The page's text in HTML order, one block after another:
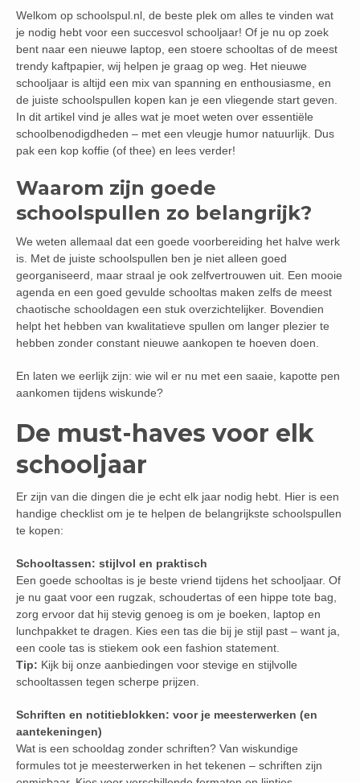
Welkom op schoolspul.nl, de beste plek om alles te vinden wat
je nodig hebt voor een succesvol schooljaar! Of je nu op zoek
bent naar een nieuwe laptop, een stoere schooltas of de meest
trendy kaftpapier, wij helpen je graag op weg. Het nieuwe
schooljaar is altijd een mix van spanning en enthousiasme, en
de juiste schoolspullen kopen kan je een vliegende start geven.
In dit artikel vind je alles wat je moet weten over essentiële
schoolbenodigdheden – met een vleugje humor natuurlijk. Dus
pak een kop koffie (of thee) en lees verder!
Waarom zijn goede
schoolspullen zo belangrijk?
We weten allemaal dat een goede voorbereiding het halve werk
is. Met de juiste schoolspullen ben je niet alleen goed
georganiseerd, maar straal je ook zelfvertrouwen uit. Een mooie
agenda en een goed gevulde schooltas maken zelfs de meest
chaotische schooldagen een stuk overzichtelijker. Bovendien
helpt het hebben van kwalitatieve spullen om langer plezier te
hebben zonder constant nieuwe aankopen te hoeven doen.
En laten we eerlijk zijn: wie wil er nu met een saaie, kapotte pen
aankomen tijdens wiskunde?
De must-haves voor elk
schooljaar
Er zijn van die dingen die je echt elk jaar nodig hebt. Hier is een
handige checklist om je te helpen de belangrijkste schoolspullen
te kopen:
Schooltassen: stijlvol en praktisch
Een goede schooltas is je beste vriend tijdens het schooljaar. Of
je nu gaat voor een rugzak, schoudertas of een hippe tote bag,
zorg ervoor dat hij stevig genoeg is om je boeken, laptop en
lunchpakket te dragen. Kies een tas die bij je stijl past – want ja,
een coole tas is stiekem ook een fashion statement.
Tip: Kijk bij onze aanbiedingen voor stevige en stijlvolle
schooltassen tegen scherpe prijzen.
Schriften en notitieblokken: voor je meesterwerken (en
aantekeningen)
Wat is een schooldag zonder schriften? Van wiskundige
formules tot je meesterwerken in het tekenen – schriften zijn